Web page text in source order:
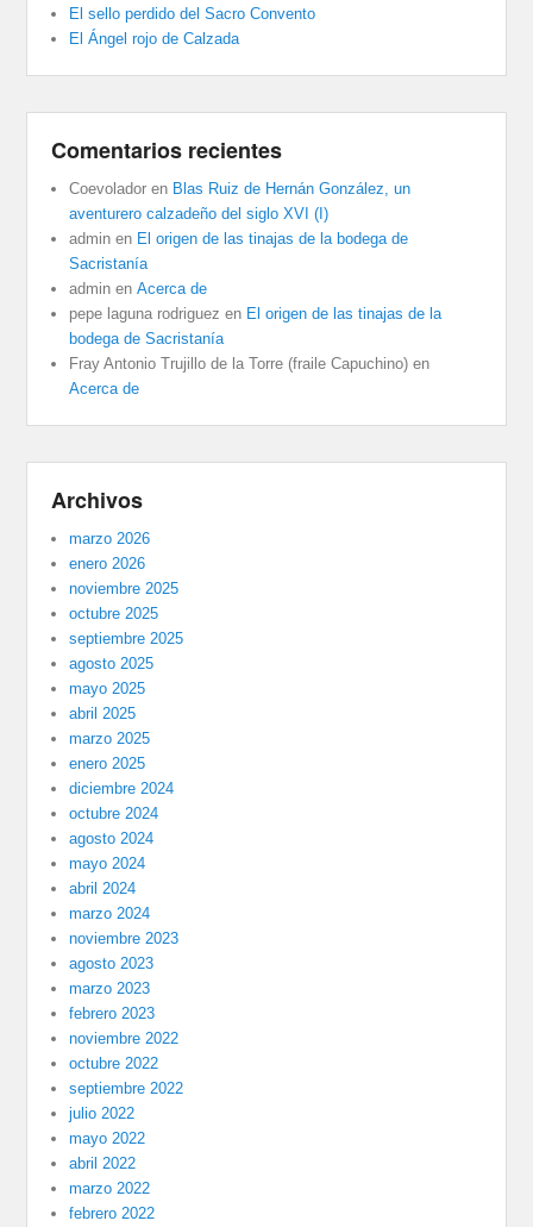
El sello perdido del Sacro Convento
El Ángel rojo de Calzada
Comentarios recientes
Coevolador en Blas Ruiz de Hernán González, un
aventurero calzadeño del siglo XVI (I)
admin en El origen de las tinajas de la bodega de
Sacristanía
admin enAcerca de
pepe laguna rodriguez en El origen de las tinajas de la
bodega de Sacristanía
Fray Antonio Trujillo de la Torre (fraile Capuchino) en
Acerca de
Archivos
marzo 2026
enero 2026
noviembre 2025
octubre 2025
septiembre 2025
agosto 2025
mayo 2025
abril 2025
marzo 2025
enero 2025
diciembre 2024
octubre 2024
agosto 2024
mayo 2024
abril 2024
marzo 2024
noviembre 2023
agosto 2023
marzo 2023
febrero 2023
noviembre 2022
octubre 2022
septiembre 2022
julio 2022
mayo 2022
abril 2022
marzo 2022
febrero 2022